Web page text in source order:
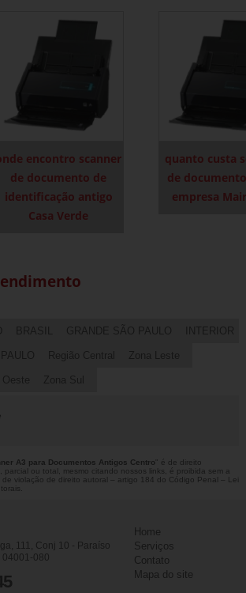
encontro scanner
de documento de
identificação antigo
Casa Verde
quanto custa
de
empresa
BRASIL GRANDE SÃO PAULO INTERIOR
Região Central Zona Leste
Zona Sul
A3 para Documentos Antigos Centro " é de direito
parcial ou total, mesmo citando nossos links, é proibida sem a
de violação de direito autoral – artigo 184 do Código Penal – Lei
.
111, Conj 10 - Paraíso
04001-080
Home
Serviços
Contato
Mapa do site